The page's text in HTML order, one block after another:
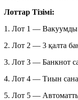
Лоттар Тізімі:
1. Лот 1 — Вакуумды
2. Лот 2 — 3 қалта
3. Лот 3 — Банкнот
4. Лот 4 — Тиын
5. Лот 5 —